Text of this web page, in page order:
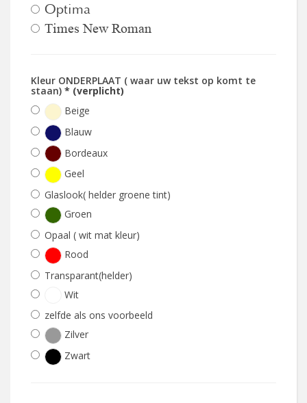
Optima
Times New Roman
Kleur ONDERPLAAT ( waar uw tekst op komt te
staan) * (verplicht)
Beige
Blauw
Bordeaux
Geel
Glaslook( helder groene tint)
Groen
Opaal ( wit mat kleur)
Rood
Transparant(helder)
Wit
zelfde als ons voorbeeld
Zilver
Zwart